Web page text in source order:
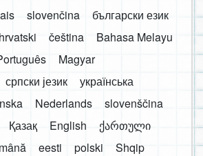
slovenčina
български език
hrvatski čeština
Bahasa Melayu
Magyar
српски језик
українська
Nederlands
slovenščina
Қазақ English
ქართული
eesti polski
Shqip